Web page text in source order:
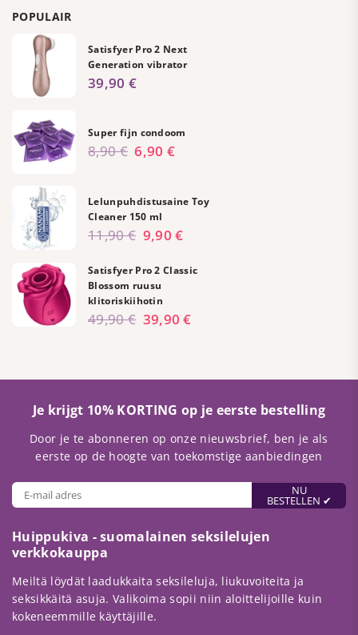
POPULAIR
Satisfyer Pro 2 Next
Generation vibrator
Regular
39,90 €
Super fijn condoom
Regular
8,90 € 6,90 €
Lelunpuhdistusaine Toy
Cleaner 150 ml
Regular
11,90 € 9,90 €
Satisfyer Pro 2 Classic
Blossom ruusu
klitoriskiihotin
Regular
49,90 € 39,90 €
Je krijgt 10% KORTING op je eerste bestelling
Door je te abonneren op onze nieuwsbrief, ben je als
eerste op de hoogte van toekomstige aanbiedingen
NU
BESTELLEN ✔
Huippukiva - suomalainen seksilelujen
verkkokauppa
Meiltä löydät laadukkaita seksileluja, liukuvoiteita ja
seksikkäitä asuja. Valikoima sopii niin aloittelijoille kuin
kokeneemmille käyttäjille.